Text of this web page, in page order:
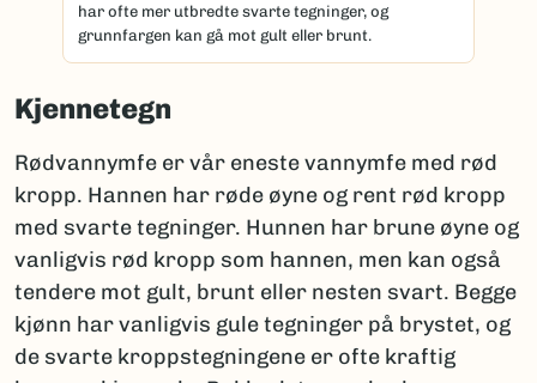
har ofte mer utbredte svarte tegninger, og
grunnfargen kan gå mot gult eller brunt.
Kjennetegn
Rødvannymfe er vår eneste vannymfe med rød
kropp. Hannen har røde øyne og rent rød kropp
med svarte tegninger. Hunnen har brune øyne og
vanligvis rød kropp som hannen, men kan også
tendere mot gult, brunt eller nesten svart. Begge
kjønn har vanligvis gule tegninger på brystet, og
de svarte kroppstegningene er ofte kraftig